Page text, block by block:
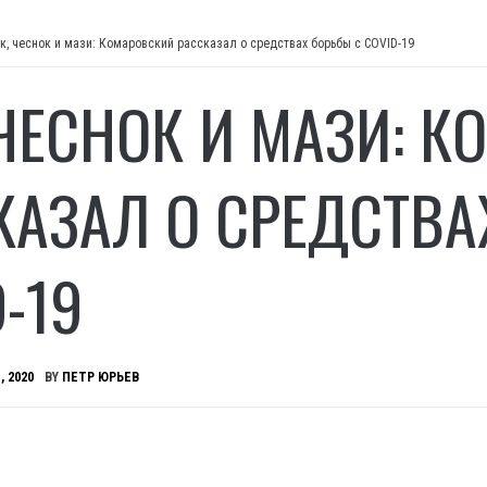
чеснок и мази: Комаровский рассказал о средствах борьбы с COVID-19
И МАЗИ:
О
19
2020 BY ПЕТР ЮРЬЕВ